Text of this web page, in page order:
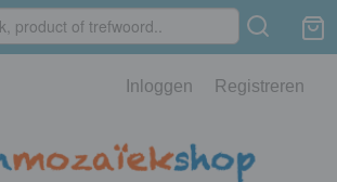
Inloggen Registreren